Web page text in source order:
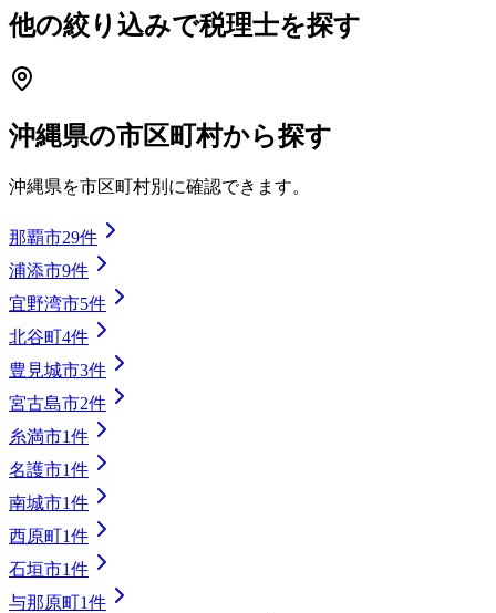
他の絞り込みで税理士を探す
沖縄県の市区町村から探す
沖縄県を市区町村別に確認できます。
那覇市29件
浦添市9件
宜野湾市5件
北谷町4件
豊見城市3件
宮古島市2件
糸満市1件
名護市1件
南城市1件
西原町1件
石垣市1件
与那原町1件